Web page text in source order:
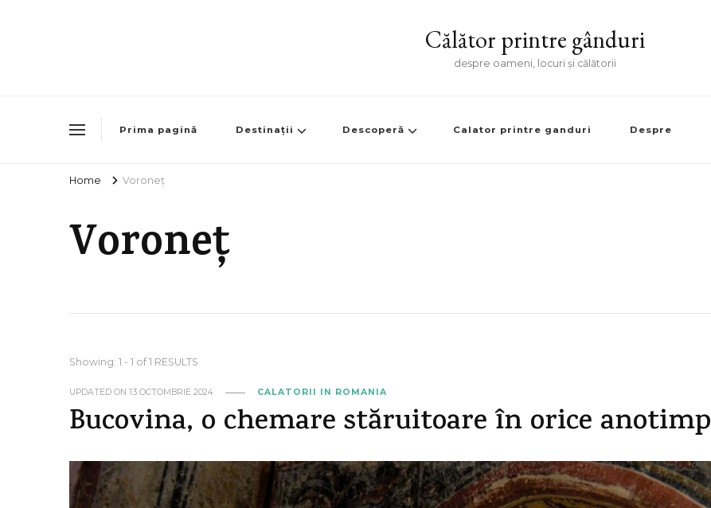
Călător printre gânduri
despre oameni, locuri și călătorii
Prima pagină Destinații Descoperă Calator printre ganduri Despre
Home Voroneț
Voroneț
Showing: 1 - 1 of 1 RESULTS
UPDATED ON 13 OCTOMBRIE 2024 CALATORII IN ROMANIA
Bucovina, o chemare stăruitoare în orice anotimp